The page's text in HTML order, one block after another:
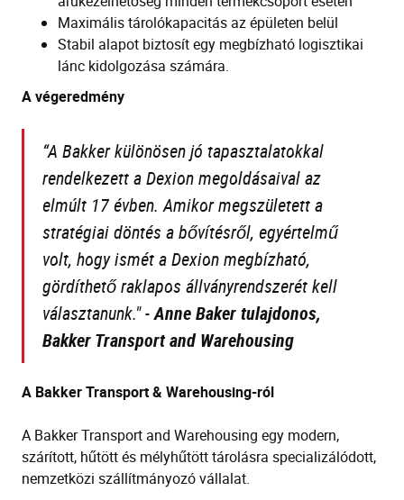
Maximális tárolókapacitás az épületen belül
Stabil alapot biztosít egy megbízható logisztikai
lánc kidolgozása számára.
A végeredmény
“A Bakker különösen jó tapasztalatokkal
rendelkezett a Dexion megoldásaival az
elmúlt 17 évben. Amikor megszületett a
stratégiai döntés a bővítésről, egyértelmű
volt, hogy ismét a Dexion megbízható,
gördíthető raklapos állványrendszerét kell
választanunk."-Anne Baker tulajdonos,
Bakker Transport and Warehousing
A Bakker Transport & Warehousing-ról
A Bakker Transport and Warehousing egy modern,
szárított, hűtött és mélyhűtött tárolásra specializálódott,
nemzetközi szállítmányozó vállalat.